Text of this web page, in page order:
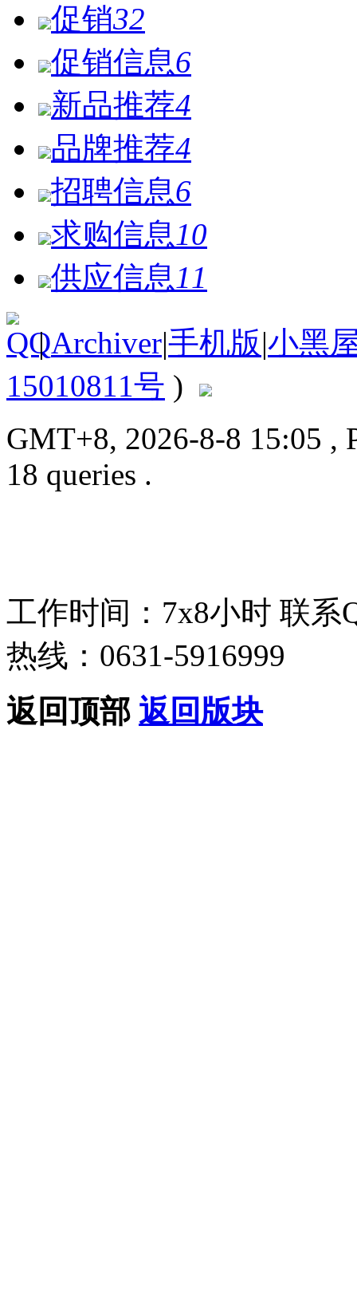
促销32
促销信息6
新品推荐4
品牌推荐4
招聘信息6
求购信息 10
供应信息 11
| Archiver|手机版|小黑
15010811号 )
GMT+8, 2026-8-8 15:05 ,
18 queries .
工作时间：7x8小时 联系
热线：0631-5916999
返回顶部 返回版块